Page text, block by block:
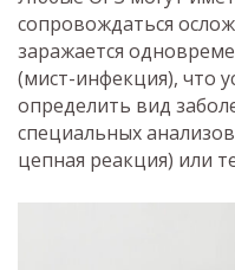
сопровождаться
заражается
(мист-инфекция), что
определить вид
специальных
цепная реакция) или